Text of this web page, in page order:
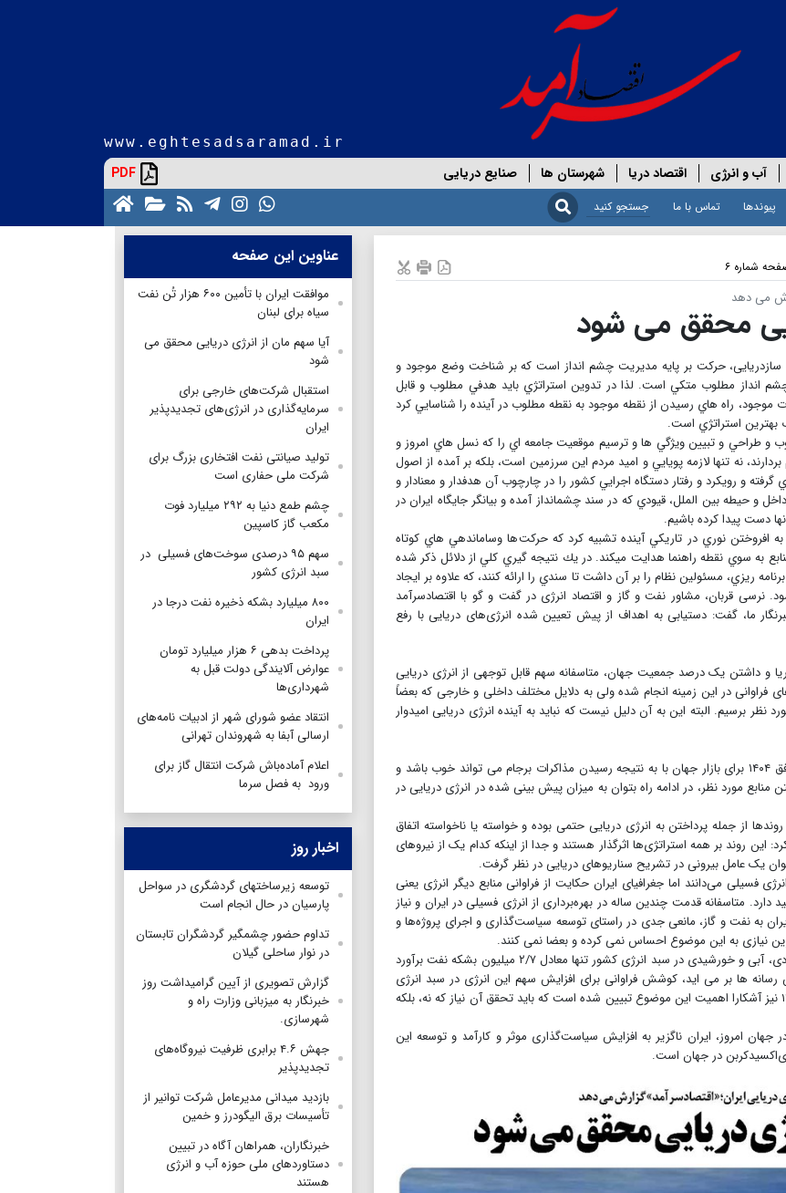
www.eghtesadsaramad.ir
آب و انرژی اقتصاد دریا شهرستان ها صنایع دریایی PDF
پیوندها تماس با ما
شماره ۶
می دهد
محقق می شود
سازدریایی، حركت بر پايه مديريت چشم انداز است كه بر شناخت وضع موجود و
انداز مطلوب متكي است. لذا در تدوين استراتژي بايد هدفي مطلوب و قابل
راه هاي رسيدن از نقطه موجود به نقطه مطلوب در آينده را شناسايي كرد
بهترين استراتژي است.
و طراحي و تبيين ويژگي ها و ترسيم موقعيت جامعه اي را كه نسل هاي امروز و
نه تنها لازمه پويايي و اميد مردم اين سرزمين است، بلكه بر آمده از اصول
و رويكرد و رفتار دستگاه اجرايي كشور را در چارچوب آن هدفدار و معنادار و
و حيطه بين الملل، قيودي كه در سند چشم‏انداز آمده و بيانگر جايگاه ايران در
دست پیدا کرده باشیم.
افروختن نوري در تاريكي آينده تشبيه كرد كه حركت‌ها وساماندهي هاي كوتاه
به سوي نقطه راهنما هدايت مي‏كند. در يك نتيجه گيري كلي از دلائل ذكر شده
ريزي، مسئولين نظام را بر آن داشت تا سندي را ارائه کنند، كه علاوه بر ايجاد
قربان، مشاور نفت و گاز و اقتصاد انرژی در گفت و گو با اقتصادسرآمد
انرژی دریایی در سند چشم انداز افق ۱۴۰۴، به خبرنگار ما، گفت: دستیابی به اهداف از پیش تعیین شده انرژی‌های دریایی با رفع
و داشتن یک درصد جمعیت جهان، متاسفانه سهم قابل توجهی از انرژی دریایی
فراوانی در این زمینه انجام شده ولی به دلایل مختلف داخلی و خارجی که بعضاً
نظر برسیم. البته این به آن دلیل نیست که نباید به آینده انرژی دریایی امیدوار
وی در ادامه گفت: پیش بینی سهم انرژی دریایی کشور برای افق ۱۴۰۴ برای بازار جهان با به نتیجه رسیدن مذاکرات برجام می تواند خوب باشد و
منابع مورد نظر، در ادامه راه بتوان به میزان پیش بینی شده در انرژی دریایی در
از جمله پرداختن به انرژی دریایی حتمی بوده و خواسته یا ناخواسته اتفاق
روند بر همه استراتژی‌ها اثرگذار هستند و جدا از اینکه کدام یک از نیروهای
یک عامل بیرونی در تشریح سناریوهای دریایی در نظر گرفت.
فسیلی می‌دانند اما جغرافیای ایران حکایت از فراوانی منابع دیگر انرژی یعنی
متاسفانه قدمت چندین ساله در بهره‌برداری از انرژی فسیلی در ایران و نیاز
به نفت و گاز، مانعی جدی در راستای توسعه سیاست‌گذاری و اجرای پروژه‌ها و
نیازی به این موضوع احساس نمی کرده و بعضا نمی کنند.
با توجه به جریان انرژی کشور در سال ۱۳۹۰ سهم انرژی‌های بادی، آبی و خورشیدی در سبد انرژی کشور تنها معادل ۲/۷ میلیون بشکه نفت برآورد
ها بر می اید، کوشش فراوانی برای افزایش سهم این انرژی در سبد انرژی
کشور انجام گرفته و در اسناد بالادستی مانند افق چشم‌انداز ۱۴۰۴ نیز آشکارا اهمیت این موضوع تبیین شده است که باید تحقق آن نیاز که نه، بلکه
جهان امروز، ایران ناگزیر به افزایش سیاست‌گذاری موثر و کارآمد و توسعه این
در جهان است.
عناوین این صفحه
موافقت ایران با تأمین ۶۰۰ هزار تُن نفت
سیاه برای لبنان
آیا سهم مان از انرژی دریایی محقق می
شود
استقبال شرکت‌های خارجی برای
سرمایه‌گذاری در انرژی‌های تجدیدپذیر
ایران
تولید صیانتی نفت افتخاری بزرگ برای
شرکت ملی حفاری است
چشم طمع دنیا به ۲۹۲ میلیارد فوت
مکعب گاز کاسپین
سهم ۹۵ درصدی سوخت‌های فسیلی در
سبد انرژی کشور
۸۰۰ میلیارد بشکه ذخیره نفت درجا در
ایران
پرداخت بدهی ۶ هزار میلیارد تومان
عوارض آلایندگی دولت قبل به
شهرداری‌ها
انتقاد عضو شورای شهر از ادبیات نامه‌های
ارسالی آبفا به شهروندان تهرانی
اعلام آماده‌باش شرکت انتقال گاز برای
ورود به فصل سرما
اخبار روز
توسعه زیرساختهای گردشگری در سواحل
پارسیان در حال انجام است
تداوم حضور چشمگیر گردشگران تابستان
در نوار ساحلی گیلان
گزارش تصویری از آیین گرامیداشت روز
خبرنگار به میزبانی وزارت راه و
شهرسازی.
جهش ۴.۶ برابری ظرفیت نیروگاه‌های
تجدیدپذیر
بازدید میدانی مدیرعامل شرکت توانیر از
تأسیسات برق الیگودرز و خمین
خبرنگاران، همراهان آگاه در تبیین
دستاوردهای ملی حوزه آب و انرژی
هستند